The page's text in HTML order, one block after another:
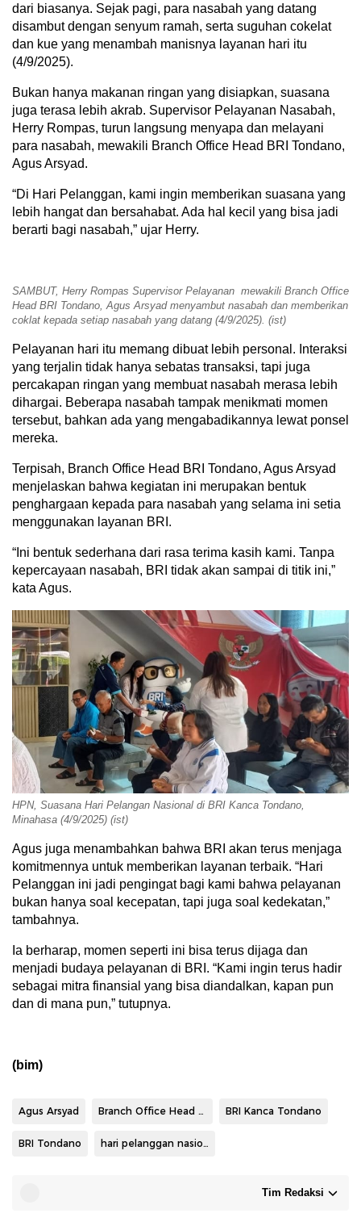
dari biasanya. Sejak pagi, para nasabah yang datang
disambut dengan senyum ramah, serta suguhan cokelat
dan kue yang menambah manisnya layanan hari itu
(4/9/2025).
Bukan hanya makanan ringan yang disiapkan, suasana
juga terasa lebih akrab. Supervisor Pelayanan Nasabah,
Herry Rompas, turun langsung menyapa dan melayani
para nasabah, mewakili Branch Office Head BRI Tondano,
Agus Arsyad.
“Di Hari Pelanggan, kami ingin memberikan suasana yang
lebih hangat dan bersahabat. Ada hal kecil yang bisa jadi
berarti bagi nasabah,” ujar Herry.
SAMBUT, Herry Rompas Supervisor Pelayanan mewakili Branch Office
Head BRI Tondano, Agus Arsyad menyambut nasabah dan memberikan
coklat kepada setiap nasabah yang datang (4/9/2025). (ist)
Pelayanan hari itu memang dibuat lebih personal. Interaksi
yang terjalin tidak hanya sebatas transaksi, tapi juga
percakapan ringan yang membuat nasabah merasa lebih
dihargai. Beberapa nasabah tampak menikmati momen
tersebut, bahkan ada yang mengabadikannya lewat ponsel
mereka.
Terpisah, Branch Office Head BRI Tondano, Agus Arsyad
menjelaskan bahwa kegiatan ini merupakan bentuk
penghargaan kepada para nasabah yang selama ini setia
menggunakan layanan BRI.
“Ini bentuk sederhana dari rasa terima kasih kami. Tanpa
kepercayaan nasabah, BRI tidak akan sampai di titik ini,”
kata Agus.
HPN, Suasana Hari Pelangan Nasional di BRI Kanca Tondano,
Minahasa (4/9/2025) (ist)
Agus juga menambahkan bahwa BRI akan terus menjaga
komitmennya untuk memberikan layanan terbaik. “Hari
Pelanggan ini jadi pengingat bagi kami bahwa pelayanan
bukan hanya soal kecepatan, tapi juga soal kedekatan,”
tambahnya.
Ia berharap, momen seperti ini bisa terus dijaga dan
menjadi budaya pelayanan di BRI. “Kami ingin terus hadir
sebagai mitra finansial yang bisa diandalkan, kapan pun
dan di mana pun,” tutupnya.
(bim)
Agus Arsyad Branch Office Head BRI Tondano Agus Arsyad BRI Kanca Tondano
BRI Tondano hari pelanggan nasional
Tim Redaksi